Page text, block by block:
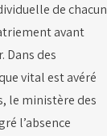
de chacun
avant
Dans des
vital est avéré
le ministère des
l’absence